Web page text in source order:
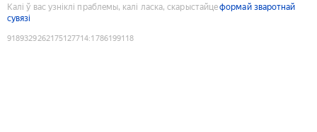
Калі ў вас узніклі праблемы, калі ласка, скарыстайцеформай зваротнай
сувязі
9189329262175127714:1786199118